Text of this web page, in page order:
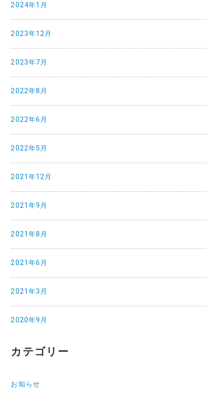
2024年1月
2023年12月
2023年7月
2022年8月
2022年6月
2022年5月
2021年12月
2021年9月
2021年8月
2021年6月
2021年3月
2020年9月
カテゴリー
お知らせ